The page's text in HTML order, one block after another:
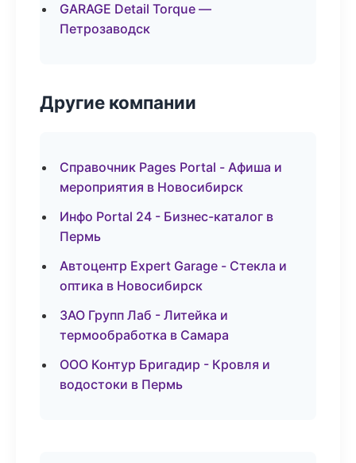
GARAGE Detail Torque —
Петрозаводск
Другие компании
Справочник Pages Portal - Афиша и
мероприятия в Новосибирск
Инфо Portal 24 - Бизнес-каталог в
Пермь
Автоцентр Expert Garage - Стекла и
оптика в Новосибирск
ЗАО Групп Лаб - Литейка и
термообработка в Самара
ООО Контур Бригадир - Кровля и
водостоки в Пермь